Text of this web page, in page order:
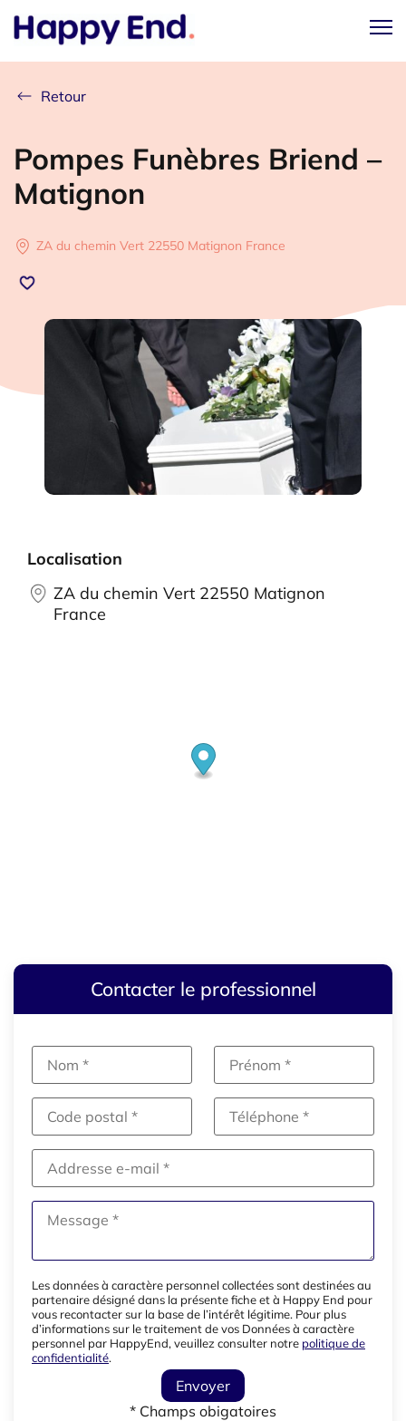
Retour
Pompes Funèbres Briend –
Matignon
ZA du chemin Vert 22550 Matignon France
Localisation
ZA du chemin Vert 22550 Matignon
France
Contacter le professionnel
Les données à caractère personnel collectées sont destinées au
partenaire désigné dans la présente fiche et à Happy End pour
vous recontacter sur la base de l’intérêt légitime. Pour plus
d’informations sur le traitement de vos Données à caractère
personnel par HappyEnd, veuillez consulter notre politique de
confidentialité.
Envoyer
* Champs obigatoires